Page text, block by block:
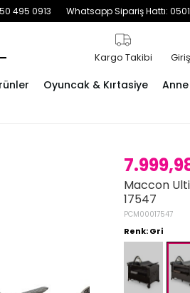
495 0913 Whatsapp Sipariş Hattı:
Kargo Takibi
Oyuncak & Kırtasiye
Maccon
17547
PCM00017547
Renk: Gri